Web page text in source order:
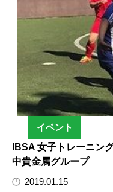
イベント
IBSA 女子トレーニン
中貴金属グループ
2019.01.15